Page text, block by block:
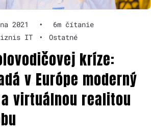
2021 •
6m čítanie
IT
• Ostatné
kríze:
v Európe moderný
a virtuálnou realitou